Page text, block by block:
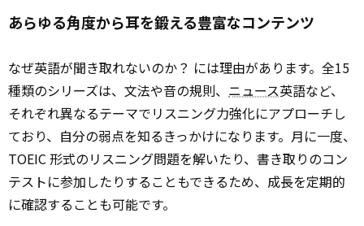
あらゆる角度から耳を鍛える豊富なコンテンツ
なぜ英語が聞き取れないのか？ には理由があります。全15
種類のシリーズは、文法や音の規則、 ニュース英語など、
それぞれ異なるテーマでリスニング力強化にアプローチし
ており、自分の弱点を知るきっかけになります。月に一度、
TOEIC 形式のリスニング問題を解いたり、書き取りのコン
テストに参加したりすることもできるため、成長を定期的
に確認することも可能です。